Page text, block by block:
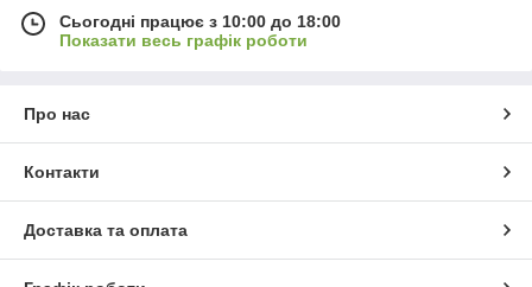
Сьогодні працює з 10:00 до 18:00
Показати весь графік роботи
Про нас
Контакти
Доставка та оплата